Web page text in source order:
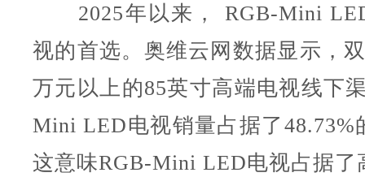
2025年以来， RGB-Mini
视的首选。奥维云网数据显示，
万元以上的85英寸高端电视线下
Mini LED电视销量占据了48.73%
这意味RGB-Mini LED电视占据了